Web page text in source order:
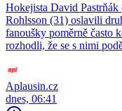
Hokejista David Pastrňák
Rohlsson (31) oslavili
fanoušky poměrně často
rozhodli, že se s nimi
Aplausin.cz
dnes, 06:41